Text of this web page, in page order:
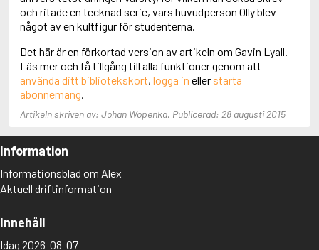
och ritade en tecknad serie, vars huvudperson Olly blev
något av en kultfigur för studenterna.
Det här är en förkortad version av artikeln om Gavin Lyall.
Läs mer och få tillgång till alla funktioner genom att
använda ditt bibliotekskort, logga in eller starta
abonnemang
Artikeln skriven av: Johan Wopenka. Publicerad: 28 augusti 2015
Information
Informationsblad om Alex
Aktuell driftinformation
Innehåll
Idag 2026-08-07